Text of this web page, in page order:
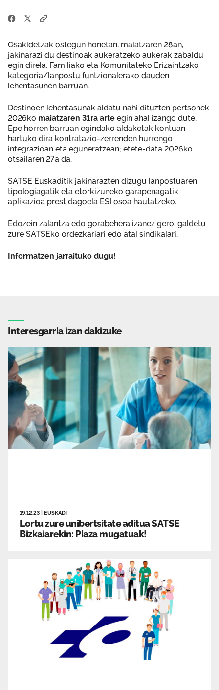
Osakidetzak ostegun honetan, maiatzaren 28an,
jakinarazi du destinoak aukeratzeko aukerak zabaldu
egin direla, Familiako eta Komunitateko Erizaintzako
kategoria/lanpostu funtzionalerako dauden
lehentasunen barruan.
Destinoen lehentasunak aldatu nahi dituzten pertsonek
2026ko maiatzaren 31ra arte egin ahal izango dute.
Epe horren barruan egindako aldaketak kontuan
hartuko dira kontratazio-zerrenden hurrengo
integrazioan eta eguneratzean; etete-data 2026ko
otsailaren 27a da.
SATSE Euskaditik jakinarazten dizugu lanpostuaren
tipologiagatik eta etorkizuneko garapenagatik
aplikazioa prest dagoela ESI osoa hautatzeko.
Edozein zalantza edo gorabehera izanez gero, galdetu
zure SATSEko ordezkariari edo atal sindikalari.
Informatzen jarraituko dugu!
Interesgarria izan dakizuke
19.12.23 EUSKADI
Lortu zure unibertsitate aditua SATSE
Bizkaiarekin: Plaza mugatuak!